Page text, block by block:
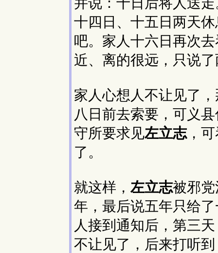
十四日、十五日两天
吧。家人十六日再次
近、离的很远，只说
家人心想人不让见了
八日前去索要，可义
守所要求见左立志 ，
了。
就这样， 左立志被邪
年，最后说五年只给
人接到通知后，第三
不让见了，后来打听